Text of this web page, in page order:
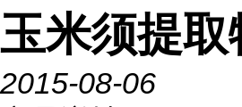
玉米须提取
2015-08-06